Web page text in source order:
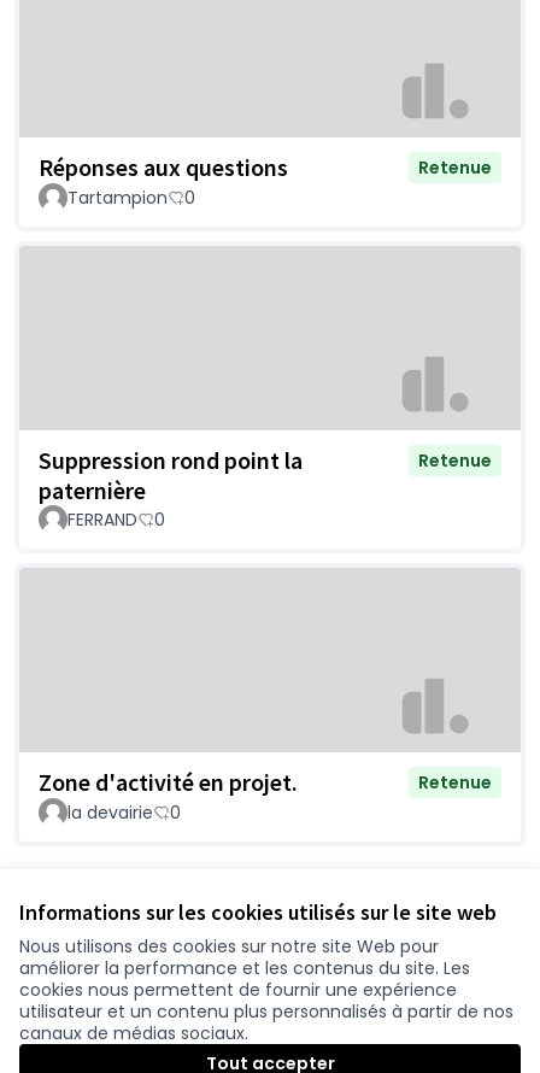
Informations sur les cookies utilisés sur le site web
Nous utilisons des cookies sur notre site Web pour
améliorer la performance et les contenus du site. Les
cookies nous permettent de fournir une expérience
utilisateur et un contenu plus personnalisés à partir de nos
canaux de médias sociaux.
Tout accepter
Réponses aux questions
Retenue
Tartampion
0
Suppression rond point la
paternière
Retenue
FERRAND 0
Zone d'activité en projet.
Retenue
la devairie
0
Conditions d'utilisation
Paramètres des cookies
participer.loire-atlantique.fr sur Facebook
(Nouvelle fenêtre)
participer.loire-atlantique.fr sur Instagram
(Nouvelle fenêtre)
participer.loire-atlantique.fr sur YouTube
(Nouvelle fenêtre)